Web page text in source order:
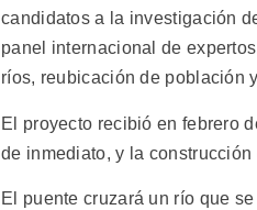
candidatos a la investigación
panel internacional de
ríos, reubicación de población
El proyecto recibió en febrero
de inmediato, y la
El puente cruzará un río que